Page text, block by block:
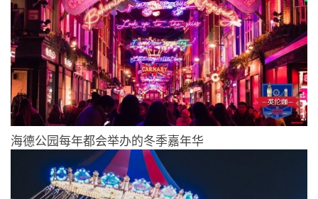
海德公园每年都会举办的冬季嘉年华